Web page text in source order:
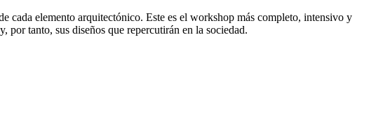
cada elemento arquitectónico. Este es el workshop más completo, intensivo y
por tanto, sus diseños que repercutirán en la sociedad.